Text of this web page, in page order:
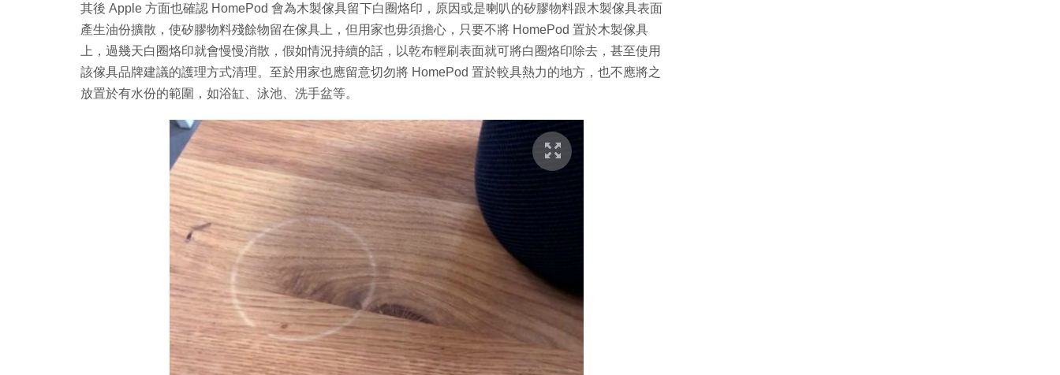
其後 Apple 方面也確認 HomePod 會為木製傢具留下白圈烙印，原因或是喇叭的矽膠物料跟木製傢具表面
產生油份擴散，使矽膠物料殘餘物留在傢具上，但用家也毋須擔心，只要不將 HomePod 置於木製傢具
上，過幾天白圈烙印就會慢慢消散，假如情況持續的話，以乾布輕刷表面就可將白圈烙印除去，甚至使用
該傢具品牌建議的護理方式清理。至於用家也應留意切勿將 HomePod 置於較具熱力的地方，也不應將之
放置於有水份的範圍，如浴缸、泳池、洗手盆等。